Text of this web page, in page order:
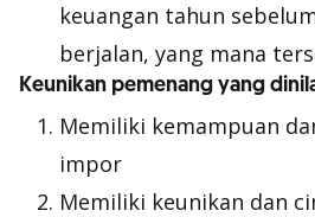
keuangan tahun
berjalan, yang mana
Keunikan pemenang yang
Memiliki kemampuan
impor
Memiliki keunikan dan